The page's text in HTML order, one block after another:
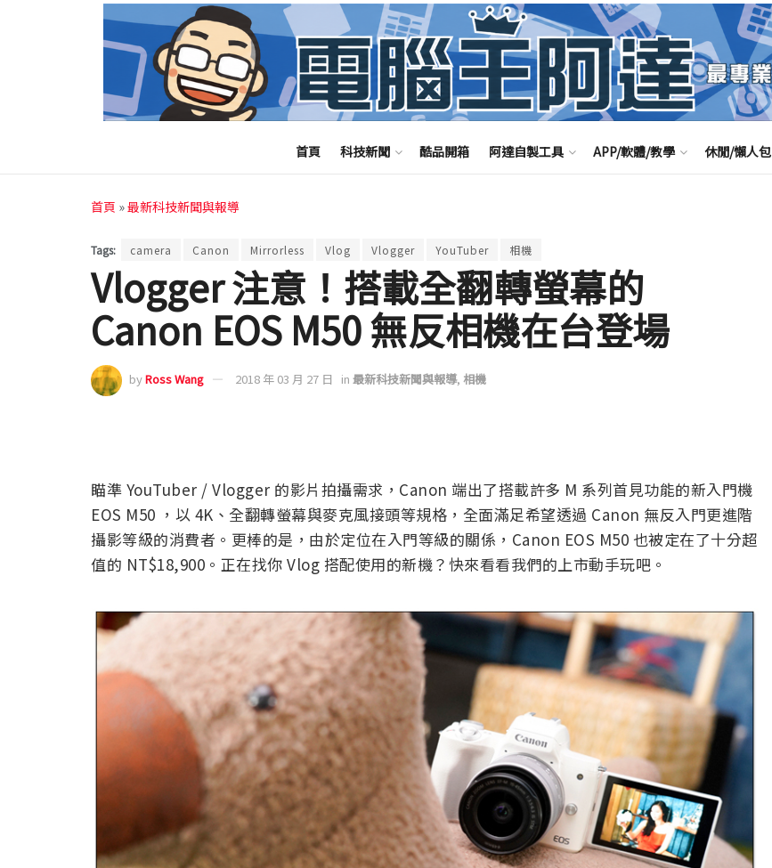
首頁 科技新聞 酷品開箱 阿達自製工具 APP/軟體/教學 休閒/懶人包
首頁 »最新科技新聞與報導
Tags: camera Canon Mirrorless Vlog Vlogger YouTuber 相機
Vlogger 注意！搭載全翻轉螢幕的
Canon EOS M50 無反相機在台登場
byRoss Wang 2018 年 03 月 27 日 in 最新科技新聞與報導, 相機
瞄準 YouTuber / Vlogger 的影片拍攝需求，Canon 端出了搭載許多 M 系列首見功能的新入門機
EOS M50 ，以 4K、全翻轉螢幕與麥克風接頭等規格，全面滿足希望透過 Canon 無反入門更進階
攝影等級的消費者。更棒的是，由於定位在入門等級的關係，Canon EOS M50 也被定在了十分超
值的 NT$18,900。正在找你 Vlog 搭配使用的新機？快來看看我們的上市動手玩吧。